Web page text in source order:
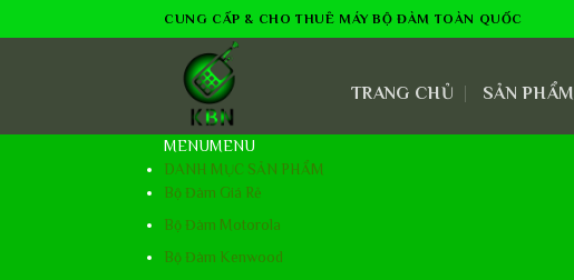
to
CUNG CẤP & CHO THUÊ MÁY BỘ ĐÀM TOÀN QUỐC
TRANG CHỦ SẢN PHẨM
MENU MENU
DANH MỤC SẢN PHẨM
Bộ Đàm Giá Rẻ
Bộ Đàm Motorola
Bộ Đàm Kenwood